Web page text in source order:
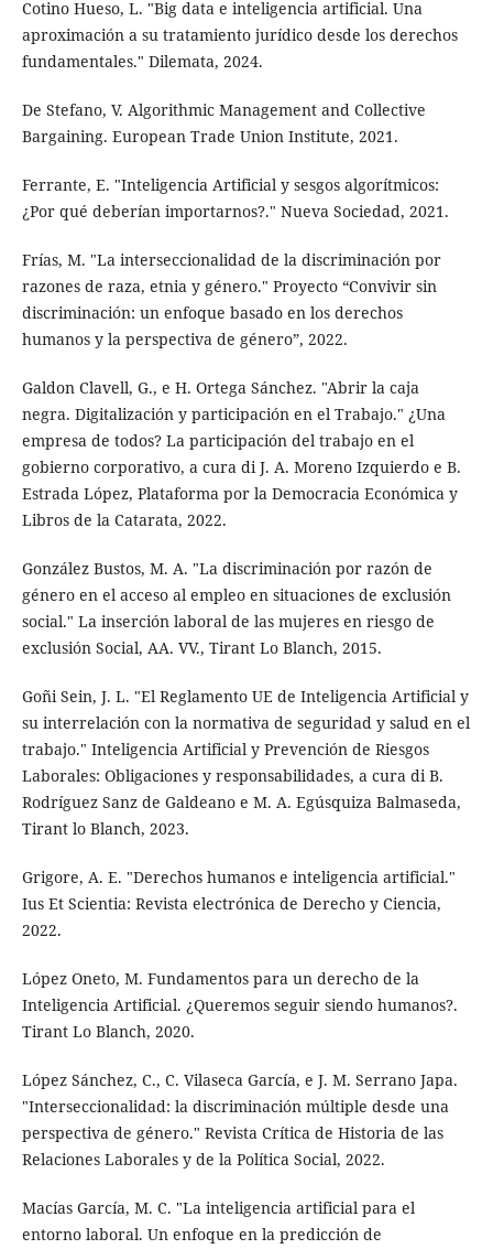
Cotino Hueso, L. "Big data e inteligencia artificial. Una
aproximación a su tratamiento jurídico desde los derechos
fundamentales." Dilemata, 2024.
De Stefano, V. Algorithmic Management and Collective
Bargaining. European Trade Union Institute, 2021.
Ferrante, E. "Inteligencia Artificial y sesgos algorítmicos:
¿Por qué deberían importarnos?." Nueva Sociedad, 2021.
Frías, M. "La interseccionalidad de la discriminación por
razones de raza, etnia y género." Proyecto “Convivir sin
discriminación: un enfoque basado en los derechos
humanos y la perspectiva de género”, 2022.
Galdon Clavell, G., e H. Ortega Sánchez. "Abrir la caja
negra. Digitalización y participación en el Trabajo." ¿Una
empresa de todos? La participación del trabajo en el
gobierno corporativo, a cura di J. A. Moreno Izquierdo e B.
Estrada López, Plataforma por la Democracia Económica y
Libros de la Catarata, 2022.
González Bustos, M. A. "La discriminación por razón de
género en el acceso al empleo en situaciones de exclusión
social." La inserción laboral de las mujeres en riesgo de
exclusión Social, AA. VV., Tirant Lo Blanch, 2015.
Goñi Sein, J. L. "El Reglamento UE de Inteligencia Artificial y
su interrelación con la normativa de seguridad y salud en el
trabajo." Inteligencia Artificial y Prevención de Riesgos
Laborales: Obligaciones y responsabilidades, a cura di B.
Rodríguez Sanz de Galdeano e M. A. Egúsquiza Balmaseda,
Tirant lo Blanch, 2023.
Grigore, A. E. "Derechos humanos e inteligencia artificial."
Ius Et Scientia: Revista electrónica de Derecho y Ciencia,
2022.
López Oneto, M. Fundamentos para un derecho de la
Inteligencia Artificial. ¿Queremos seguir siendo humanos?.
Tirant Lo Blanch, 2020.
López Sánchez, C., C. Vilaseca García, e J. M. Serrano Japa.
"Interseccionalidad: la discriminación múltiple desde una
perspectiva de género." Revista Crítica de Historia de las
Relaciones Laborales y de la Política Social, 2022.
Macías García, M. C. "La inteligencia artificial para el
entorno laboral. Un enfoque en la predicción de